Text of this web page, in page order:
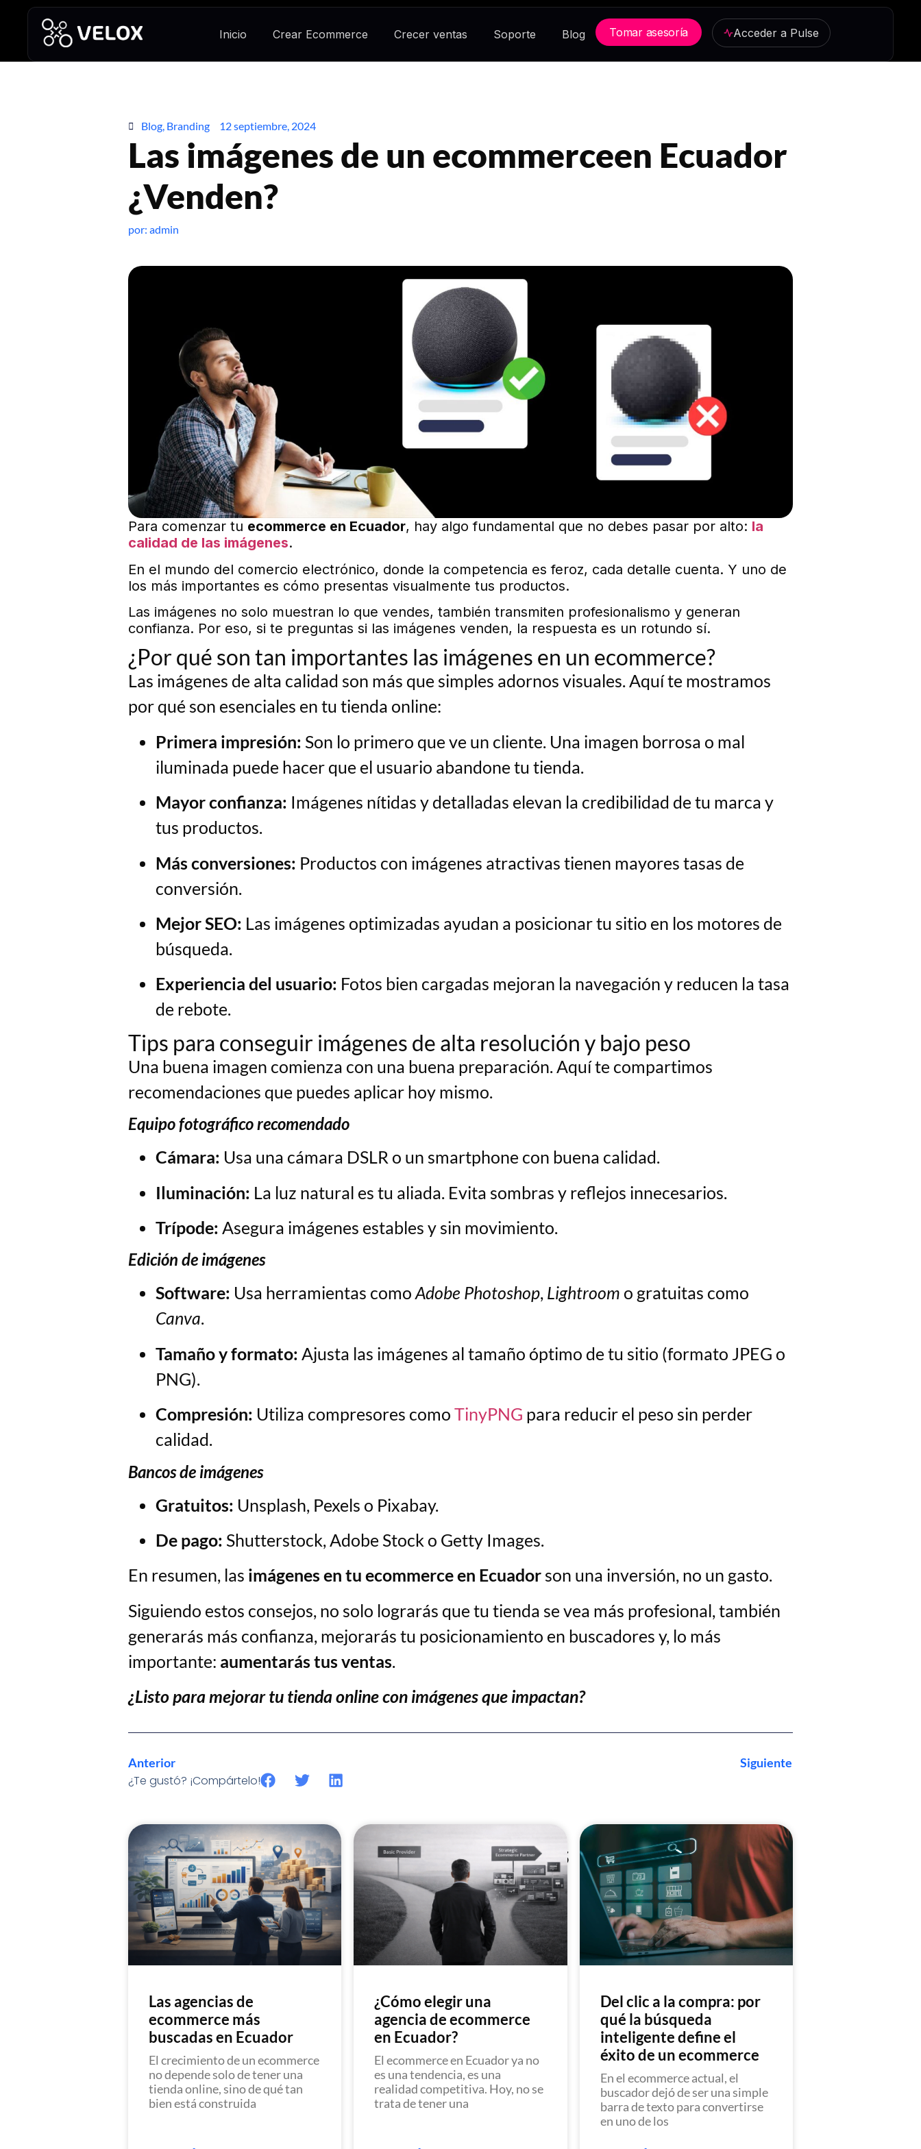
Inicio Crear Ecommerce Crecer ventas Soporte Blog Tomar asesoría Acceder a Pulse
Blog, Branding 12 septiembre, 2024
Las imágenes de un ecommerceen Ecuador
¿Venden?
por: admin
Para comenzar tu ecommerce en Ecuador, hay algo fundamental que no debes pasar por alto: la
calidad de las imágenes.
En el mundo del comercio electrónico, donde la competencia es feroz, cada detalle cuenta. Y uno de
los más importantes es cómo presentas visualmente tus productos.
Las imágenes no solo muestran lo que vendes, también transmiten profesionalismo y generan
confianza. Por eso, si te preguntas si las imágenes venden, la respuesta es un rotundo sí.
¿Por qué son tan importantes las imágenes en un ecommerce?
Las imágenes de alta calidad son más que simples adornos visuales. Aquí te mostramos
por qué son esenciales en tu tienda online:
Primera impresión: Son lo primero que ve un cliente. Una imagen borrosa o mal
iluminada puede hacer que el usuario abandone tu tienda.
Mayor confianza: Imágenes nítidas y detalladas elevan la credibilidad de tu marca y
tus productos.
Más conversiones: Productos con imágenes atractivas tienen mayores tasas de
conversión.
Mejor SEO: Las imágenes optimizadas ayudan a posicionar tu sitio en los motores de
búsqueda.
Experiencia del usuario: Fotos bien cargadas mejoran la navegación y reducen la tasa
de rebote.
Tips para conseguir imágenes de alta resolución y bajo peso
Una buena imagen comienza con una buena preparación. Aquí te compartimos
recomendaciones que puedes aplicar hoy mismo.
Equipo fotográfico recomendado
Cámara: Usa una cámara DSLR o un smartphone con buena calidad.
Iluminación: La luz natural es tu aliada. Evita sombras y reflejos innecesarios.
Trípode: Asegura imágenes estables y sin movimiento.
Edición de imágenes
Software: Usa herramientas como Adobe Photoshop, Lightroom o gratuitas como
Canva.
Tamaño y formato: Ajusta las imágenes al tamaño óptimo de tu sitio (formato JPEG o
PNG).
Compresión: Utiliza compresores como TinyPNG para reducir el peso sin perder
calidad.
Bancos de imágenes
Gratuitos: Unsplash, Pexels o Pixabay.
De pago: Shutterstock, Adobe Stock o Getty Images.
En resumen, las imágenes en tu ecommerce en Ecuador son una inversión, no un gasto.
Siguiendo estos consejos, no solo lograrás que tu tienda se vea más profesional, también
generarás más confianza, mejorarás tu posicionamiento en buscadores y, lo más
importante: aumentarás tus ventas.
¿Listo para mejorar tu tienda online con imágenes que impactan?
Anterior Siguiente
¿Te gustó? ¡Compártelo!
Últimos Artículos
Las agencias de
ecommerce más
buscadas en Ecuador
El crecimiento de un ecommerce
no depende solo de tener una
tienda online, sino de qué tan
bien está construida
¿Cómo elegir una
agencia de ecommerce
en Ecuador?
El ecommerce en Ecuador ya no
es una tendencia, es una
realidad competitiva. Hoy, no se
trata de tener una
Del clic a la compra: por
qué la búsqueda
inteligente define el
éxito de un ecommerce
En el ecommerce actual, el
buscador dejó de ser una simple
barra de texto para convertirse
en uno de los